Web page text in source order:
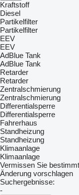
Kraftstoff
Diesel
Partikelfilter
Partikelfilter
EEV
EEV
AdBlue Tank
AdBlue Tank
Retarder
Retarder
Zentralschmierung
Zentralschmierung
Differentialsperre
Differentialsperre
Fahrerhaus
Standheizung
Standheizung
Klimaanlage
Klimaanlage
Vermissen Sie
Änderung vorschlagen
Suchergebnisse:
-